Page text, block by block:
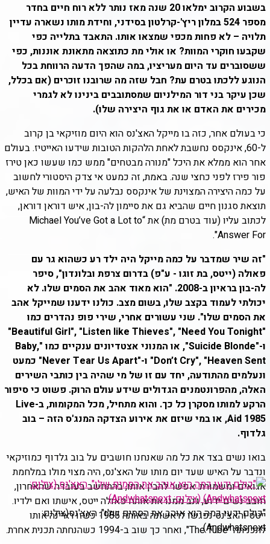
בשבוע הקרוב ימלאו 20 שנה מאז נותר ללא רוח חיים בחדר
מספר 524 במלון ריץ'-קרלטון בסידני, וחידת מותו נשארה עדיין
תלויה – לא פחות מכפי שמצאו אותו. התאבד בתלייה כפי
שקבעו חוקרי המוות? או אולי מת כתוצאה מתאונת אוננות, כפי
ששסוברים עד היום מעריציו, במה שהפך הדעה הרווחת בכל
הנוגע ללכתו בטרם עת? חבל שזה מה שרובנו זוכרים (אם בכלל,
שכן עיקר בני דור המילניום שמסתובבים בינינו לא לגמרי
מכירים את האדם או את גוף היצירה שלו).
כי בעולם אחר, כזה בו מייקל האצ'נס הוא היום מוזיקאי בן קרוב
ל-60, אינקסס נחשבת לאחת הלהקות הטובות שידעו האייטיז. בעולם
אחר הוא ממלא את היכל "מנורה מבטחים" ממש כמו שעשו כאן טירז
פור פירז לפני כחצי שנה. באמת, זה כמעט אי צדק היסטורי לחשוב
על כמה היצירה המצוינת של אינקסס נבלעה על ידי המוות של האיש,
תוצאת סגנון חיים שהביא גם את סיימון לה-בון, איש דוראן דוראן,
לכתוב עליו (עוד בטרם מת) את “Michael You’ve Got a Lot to
Answer For".
"זה שיר שמדבר על כמה מייקל היה ילד רע כשהוא גר עם
פאולה (ייטס, בת זוגו - ע"פ) בדרום צרפת ובלונדון", סיפר
לה-בון בראיון ב-2008. "הוא מאוד אהב את הסמים שלו. לא
יכולתי לעמוד בקצב שלו, בשום מצב. כולנו ידענו שמייקל אהב
את הסמים שלו". שני עשורים אחרי, שירי פופ נהדרים כמו
"Beautiful Girl", "Listen like Thieves", "Need You Tonight"
ו-"Suicide Blonde", או המנוני אצטדיונים ענקיים כמו "Baby,
Don’t Cry", "Heaven Sent" ו-"Never Tear Us Apart" כמעט
ונעלמים מהתודעה, יחד עם זו של מי שהיה בין כותבי השירים
האלה, מהפרונטמנים הגדולים שידע עולם הרוק. פשוט כי סיפור
הרקע למותו מסקרן כל כך. והוא מתחיל, מכל המקומות, ב-Live
Aid 1985, או במי שיזם את אירוע הצדקה המנג'ס הזה – בוב
גלדוף.
בואו נשים בצד את כל מה שאנחנו חושבים על בוב גלדוף כמוזיקאי
ונדבר על האיש שעד יום מותו של האצ'נס, היה מצוי מולו במלחמת
אגואים ומשמורת. אפשר להבין אותו, בהתחשב בעובדה שהאחרון,
חובב נשים ידוע, גנב ממנו את אותה פאולה ייטס, אישתו ואם ילדיו.
ייטס והאצ'נס נפגשו לראשונה באותה 1985 כשזו ראיינה אותו
לתכניתה "The Tube", ואחר כך שוב ב-1994 כשהנחתה תכנית אחרת.
"כולם ידעו כמה הוא אוהב את הסמים שלו". האצ'נס(צילום:
Andwhatsnext)